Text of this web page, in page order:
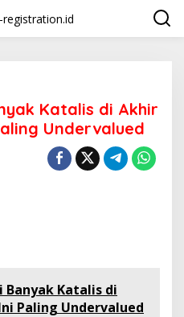
Katalis di Akhir
Undervalued
Katalis di
Paling Undervalued